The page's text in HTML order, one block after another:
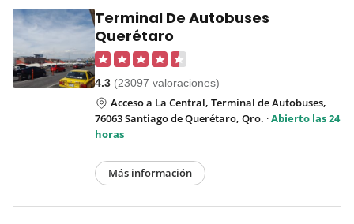
Terminal De Autobuses
Querétaro
4.3 (23097 valoraciones)
Acceso a La Central, Terminal de Autobuses,
76063 Santiago de Querétaro, Qro. ·Abierto las 24
horas
Más información